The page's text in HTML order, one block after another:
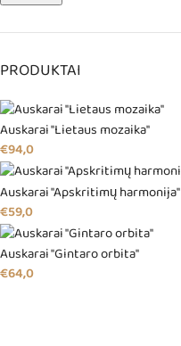
PRODUKTAI
Auskarai "Lietaus mozaika"
€94,0
Auskarai "Apskritimų harmonija"
€59,0
Auskarai "Gintaro orbita"
€64,0